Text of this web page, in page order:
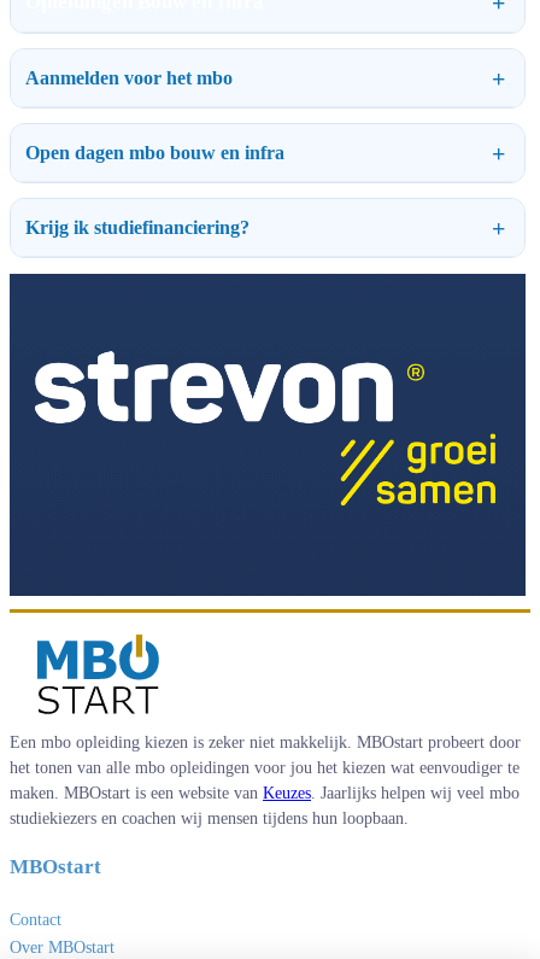
Aanmelden voor het mbo
Open dagen mbo bouw en infra
Krijg ik studiefinanciering?
Een mbo opleiding kiezen is zeker niet makkelijk. MBOstart probeert door
het tonen van alle mbo opleidingen voor jou het kiezen wat eenvoudiger te
maken. MBOstart is een website van Keuzes . Jaarlijks helpen wij veel mbo
studiekiezers en coachen wij mensen tijdens hun loopbaan.
MBOstart
Contact
Over MBOstart